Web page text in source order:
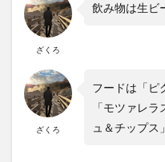
ざくろ
飲み物は生ビ
ざくろ
フードは「ピ
「モツァレ
ュ＆チップス